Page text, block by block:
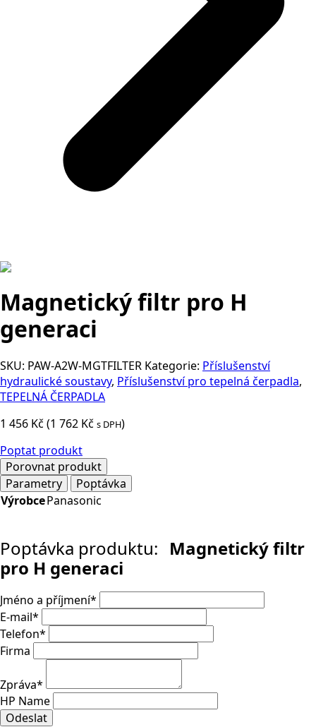
Magnetický filtr pro H
generaci
SKU: PAW-A2W-MGTFILTER Kategorie: Příslušenství
hydraulické soustavy, Příslušenství pro tepelná čerpadla,
TEPELNÁ ČERPADLA
1 456 Kč (1 762 Kč s DPH)
Poptat produkt
Porovnat produkt
Parametry
Poptávka
VýrobcePanasonic
Poptávka produktu: Magnetický filtr
pro H generaci
Jméno a příjmení*
E-mail*
Telefon*
Firma
Zpráva*
HP Name
Odeslat